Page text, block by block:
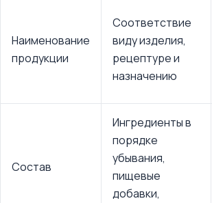
Наименование
продукции
Соответствие
виду изделия,
рецептуре и
назначению
Состав
Ингредиенты в
порядке
убывания,
пищевые
добавки,